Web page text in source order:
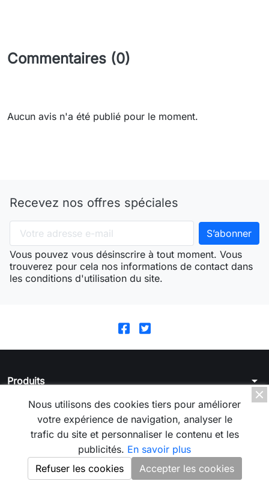
Commentaires (0)
Aucun avis n'a été publié pour le moment.
Recevez nos offres spéciales
Vous pouvez vous désinscrire à tout moment. Vous
trouverez pour cela nos informations de contact dans
les conditions d'utilisation du site.
Produits arrow_drop_down
La boutique arrow_drop_down
Votre compte
© 2026 - Logiciel e-commerce par PrestaShop™
Nous utilisons des cookies tiers pour améliorer
votre expérience de navigation, analyser le
trafic du site et personnaliser le contenu et les
publicités. En savoir plus
Accepter les cookies
Refuser les cookies